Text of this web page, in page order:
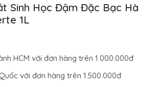
Sinh Học Đậm Đặc Bạc Hà
1L
HCM với đơn hàng trên 1.000.000đ
với đơn hàng trên 1.500.000đ